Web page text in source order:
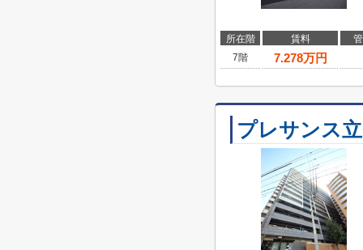
所在階 賃料
7階
7.278万円
プレサンス